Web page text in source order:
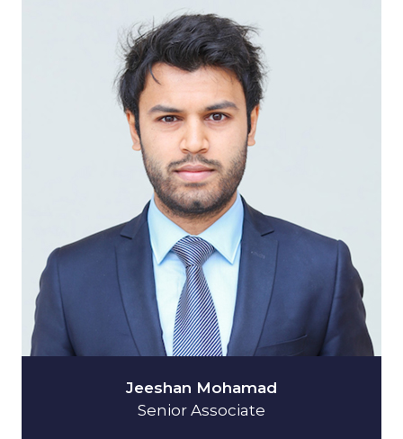
Jeeshan Mohamad
Senior Associate